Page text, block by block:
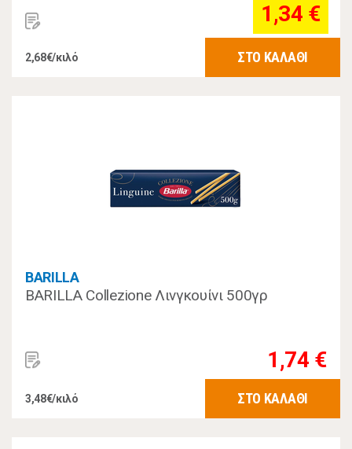
1,34 €
2,68€/κιλό ΣΤΟ ΚΑΛΑΘΙ
BARILLA
BARILLA Collezione Λινγκουίνι 500γρ
1,74 €
3,48€/κιλό ΣΤΟ ΚΑΛΑΘΙ